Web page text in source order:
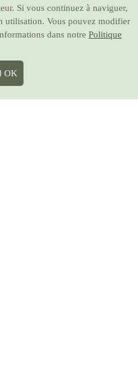
Si vous continuez à naviguer,
utilisation. Vous pouvez modifier
dans notre Politique
OK